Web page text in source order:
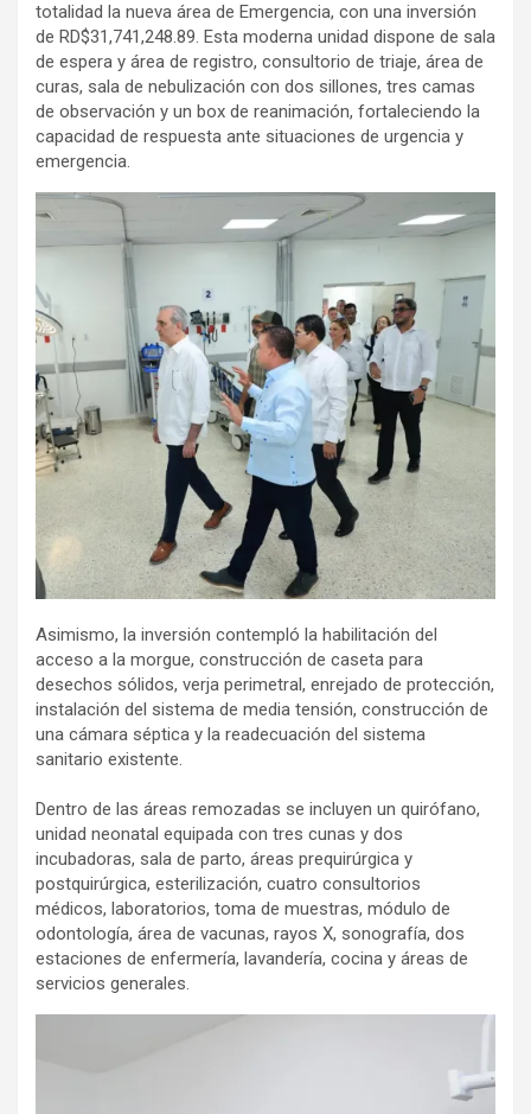
totalidad la nueva área de Emergencia, con una inversión
de RD$31,741,248.89. Esta moderna unidad dispone de sala
de espera y área de registro, consultorio de triaje, área de
curas, sala de nebulización con dos sillones, tres camas
de observación y un box de reanimación, fortaleciendo la
capacidad de respuesta ante situaciones de urgencia y
emergencia.
Asimismo, la inversión contempló la habilitación del
acceso a la morgue, construcción de caseta para
desechos sólidos, verja perimetral, enrejado de protección,
instalación del sistema de media tensión, construcción de
una cámara séptica y la readecuación del sistema
sanitario existente.
Dentro de las áreas remozadas se incluyen un quirófano,
unidad neonatal equipada con tres cunas y dos
incubadoras, sala de parto, áreas prequirúrgica y
postquirúrgica, esterilización, cuatro consultorios
médicos, laboratorios, toma de muestras, módulo de
odontología, área de vacunas, rayos X, sonografía, dos
estaciones de enfermería, lavandería, cocina y áreas de
servicios generales.